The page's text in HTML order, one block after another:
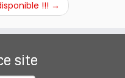
!!! →
site